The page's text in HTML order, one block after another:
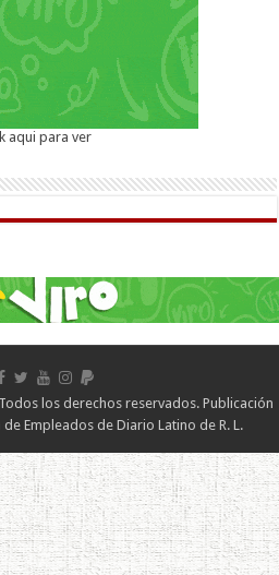
aqui para ver
los derechos reservados. Publicación
Empleados de Diario Latino de R. L.